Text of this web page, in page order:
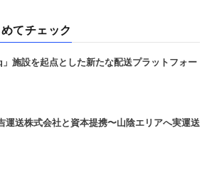
めてチェック
施設を起点とした新たな配送プラットフォー
送株式会社と資本提携〜山陰エリアへ実運送